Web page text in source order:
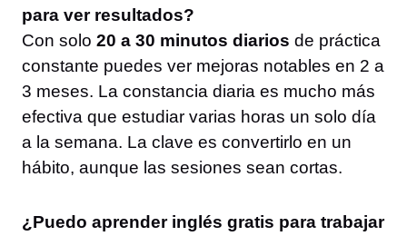
para ver resultados?
Con solo 20 a 30 minutos diarios de práctica
constante puedes ver mejoras notables en 2 a
3 meses. La constancia diaria es mucho más
efectiva que estudiar varias horas un solo día
a la semana. La clave es convertirlo en un
hábito, aunque las sesiones sean cortas.
¿Puedo aprender inglés gratis para trabajar